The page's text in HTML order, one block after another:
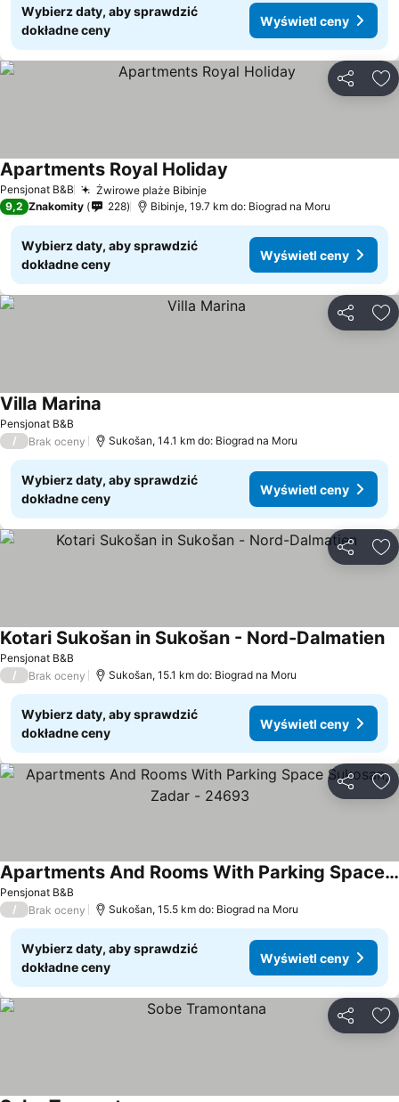
Wybierz daty, aby sprawdzić
dokładne ceny
Wyświetl ceny
Pensjonat B&B Żwirowe plaże BibinjeWyświetl ceny
Apartments Royal Holiday
9,2 Znakomity 228 Bibinje, 19.7 km do: Biograd na Moru
Wybierz daty, aby sprawdzić
dokładne ceny
Wyświetl ceny
Pensjonat B&B
Villa Marina
/ Brak oceny Sukošan, 14.1 km do: Biograd na Moru
Wybierz daty, aby sprawdzić
dokładne ceny
Wyświetl ceny
Pensjonat B&B
Kotari Sukošan in Sukošan - Nord-Dalmatien
/ Brak oceny Sukošan, 15.1 km do: Biograd na Moru
Wybierz daty, aby sprawdzić
dokładne ceny
Wyświetl ceny
Pensjonat B&B
Apartments And Rooms With Parking Space Sukosan, Zadar - 24693
Wyświetl ceny
/ Brak oceny Sukošan, 15.5 km do: Biograd na Moru
Wybierz daty, aby sprawdzić
dokładne ceny
Wyświetl ceny